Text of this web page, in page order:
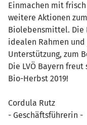
Einmachen mit
weitere Aktionen
Biolebensmittel. Die
idealen Rahmen
Unterstützung, zum
Die LVÖ Bayern
Bio-Herbst 2019!
Cordula Rutz
- Geschäftsführerin -